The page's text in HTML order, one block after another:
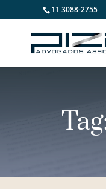
11 3088-2755